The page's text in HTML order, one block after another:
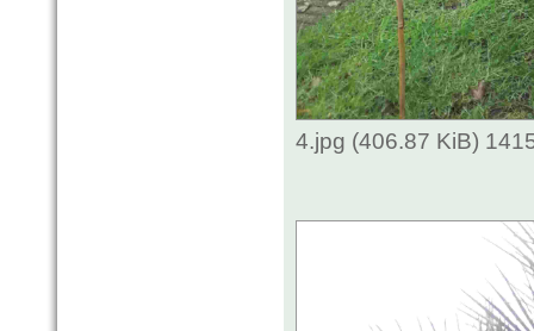
4.jpg (406.87 KiB)